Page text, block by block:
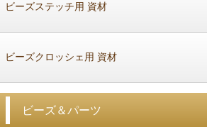
ビーズステッチ用 資材
ビーズクロッシェ用 資材
ビーズ＆パーツ